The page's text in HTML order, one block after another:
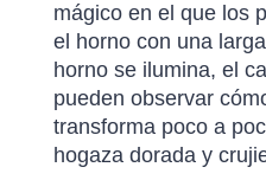
mágico en el que los
el horno con una
horno se ilumina, el
pueden observar
transforma poco a
hogaza dorada y